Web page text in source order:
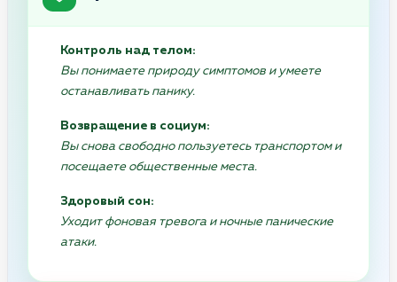
Контроль над телом:
Вы понимаете природу симптомов и умеете
останавливать панику.
Возвращение в социум:
Вы снова свободно пользуетесь транспортом и
посещаете общественные места.
Здоровый сон:
Уходит фоновая тревога и ночные панические
атаки.